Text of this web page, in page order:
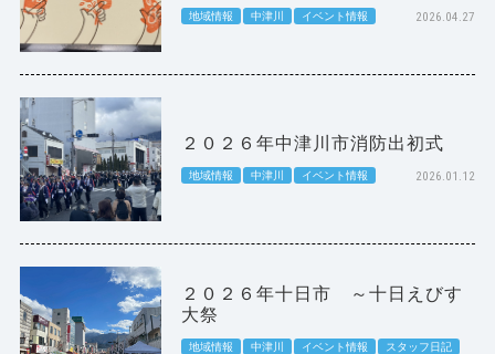
地域情報 中津川 イベント情報 2026.04.27
２０２６年中津川市消防出初式
地域情報 中津川 イベント情報 2026.01.12
２０２６年十日市 ～十日えびす
大祭
地域情報 中津川 イベント情報 スタッフ日記